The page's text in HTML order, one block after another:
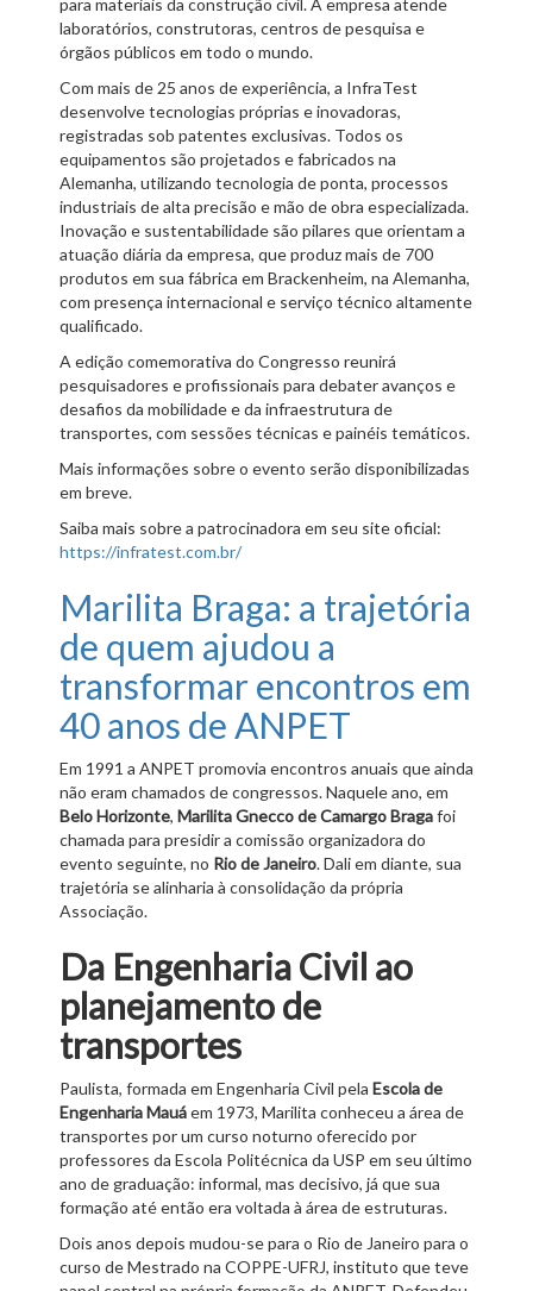
laboratórios, construtoras, centros de pesquisa e
órgãos públicos em todo o mundo.
Com mais de 25 anos de experiência, a InfraTest
desenvolve tecnologias próprias e inovadoras,
registradas sob patentes exclusivas. Todos os
equipamentos são projetados e fabricados na
Alemanha, utilizando tecnologia de ponta, processos
industriais de alta precisão e mão de obra especializada.
Inovação e sustentabilidade são pilares que orientam a
atuação diária da empresa, que produz mais de 700
produtos em sua fábrica em Brackenheim, na Alemanha,
com presença internacional e serviço técnico altamente
qualificado.
A edição comemorativa do Congresso reunirá
pesquisadores e profissionais para debater avanços e
desafios da mobilidade e da infraestrutura de
transportes, com sessões técnicas e painéis temáticos.
Mais informações sobre o evento serão disponibilizadas
em breve.
Saiba mais sobre a patrocinadora em seu site oficial:
https://infratest.com.br/
Marilita Braga: a trajetória
de quem ajudou a
transformar encontros em
40 anos de ANPET
Em 1991 a ANPET promovia encontros anuais que ainda
não eram chamados de congressos. Naquele ano, em
Belo Horizonte, Marilita Gnecco de Camargo Bragafoi
chamada para presidir a comissão organizadora do
evento seguinte, no Rio de Janeiro. Dali em diante, sua
trajetória se alinharia à consolidação da própria
Associação.
Da Engenharia Civil ao
planejamento de
transportes
Paulista, formada em Engenharia Civil pela Escola de
Engenharia Mauáem 1973, Marilita conheceu a área de
transportes por um curso noturno oferecido por
professores da Escola Politécnica da USP em seu último
ano de graduação: informal, mas decisivo, já que sua
formação até então era voltada à área de estruturas.
Dois anos depois mudou-se para o Rio de Janeiro para o
curso de Mestrado na COPPE-UFRJ, instituto que teve